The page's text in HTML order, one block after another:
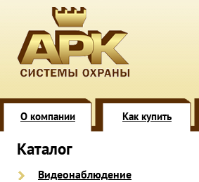
О компании Как купить
Каталог
Видеонаблюдение